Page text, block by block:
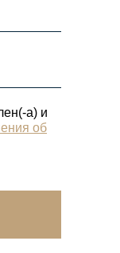
а) и
об